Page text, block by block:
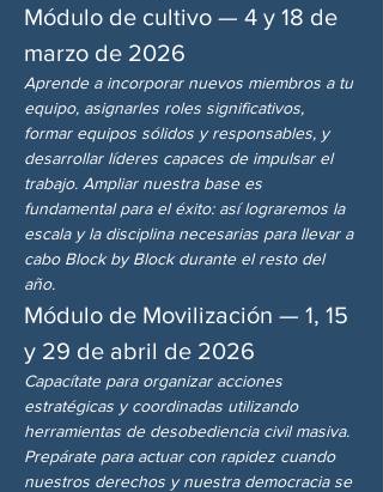
Módulo de cultivo — 4 y 18 de
marzo de 2026
Aprende a incorporar nuevos miembros a tu
equipo, asignarles roles significativos,
formar equipos sólidos y responsables, y
desarrollar líderes capaces de impulsar el
trabajo. Ampliar nuestra base es
fundamental para el éxito: así lograremos la
escala y la disciplina necesarias para llevar a
cabo Block by Block durante el resto del
año.
Módulo de Movilización — 1, 15
y 29 de abril de 2026
Capacítate para organizar acciones
estratégicas y coordinadas utilizando
herramientas de desobediencia civil masiva.
Prepárate para actuar con rapidez cuando
nuestros derechos y nuestra democracia se